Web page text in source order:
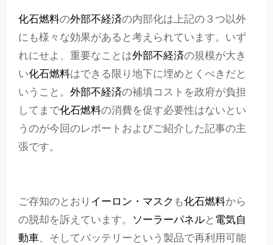
化石燃料の外部不経済の内部化は上記の３つ以外
にも様々な効果があると考えられています。いず
れにせよ、重要なことは外部不経済の規模が大き
い化石燃料はできる限り地下に埋めとくべきだと
いうこと。 外部不経済の補填コストを政府が負担
してまで化石燃料の消費を促す必要性はないとい
うのが今回のレポートおよびご紹介した記事の主
張です。
ご存知のとおり イーロン・マスク も化石燃料から
の脱却を訴えています。
ソーラーパネルと 電気自
動車、そしてバッテリーという製品で再利用可能